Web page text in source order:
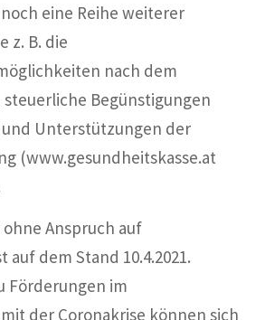
eine Reihe weiterer
z. B. die
nach dem
Begünstigungen
und Unterstützungen der
(www.gesundheitskasse.at
Anspruch auf
dem Stand 10.4.2021.
Förderungen im
der Coronakrise können sich